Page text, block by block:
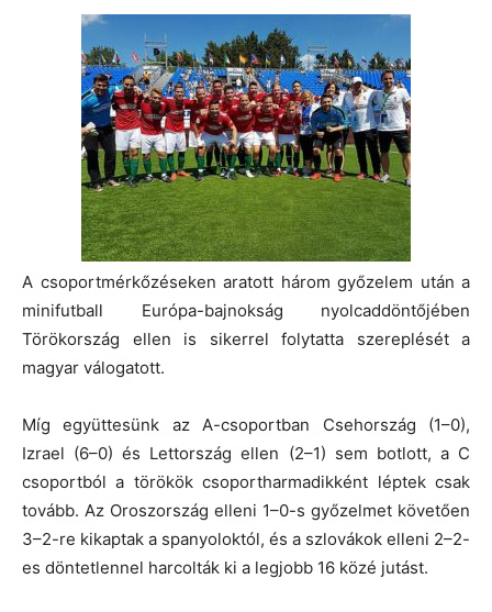
A csoportmérkőzéseken aratott három győzelem után a
minifutball Európa-bajnokság nyolcaddöntőjében
Törökország ellen is sikerrel folytatta szereplését a
magyar válogatott.
Míg együttesünk az A-csoportban Csehország (1–0),
Izrael (6–0) és Lettország ellen (2–1) sem botlott, a C
csoportból a törökök csoportharmadikként léptek csak
tovább. Az Oroszország elleni 1–0-s győzelmet követően
3–2-re kikaptak a spanyoloktól, és a szlovákok elleni 2–2-
es döntetlennel harcolták ki a legjobb 16 közé jutást.